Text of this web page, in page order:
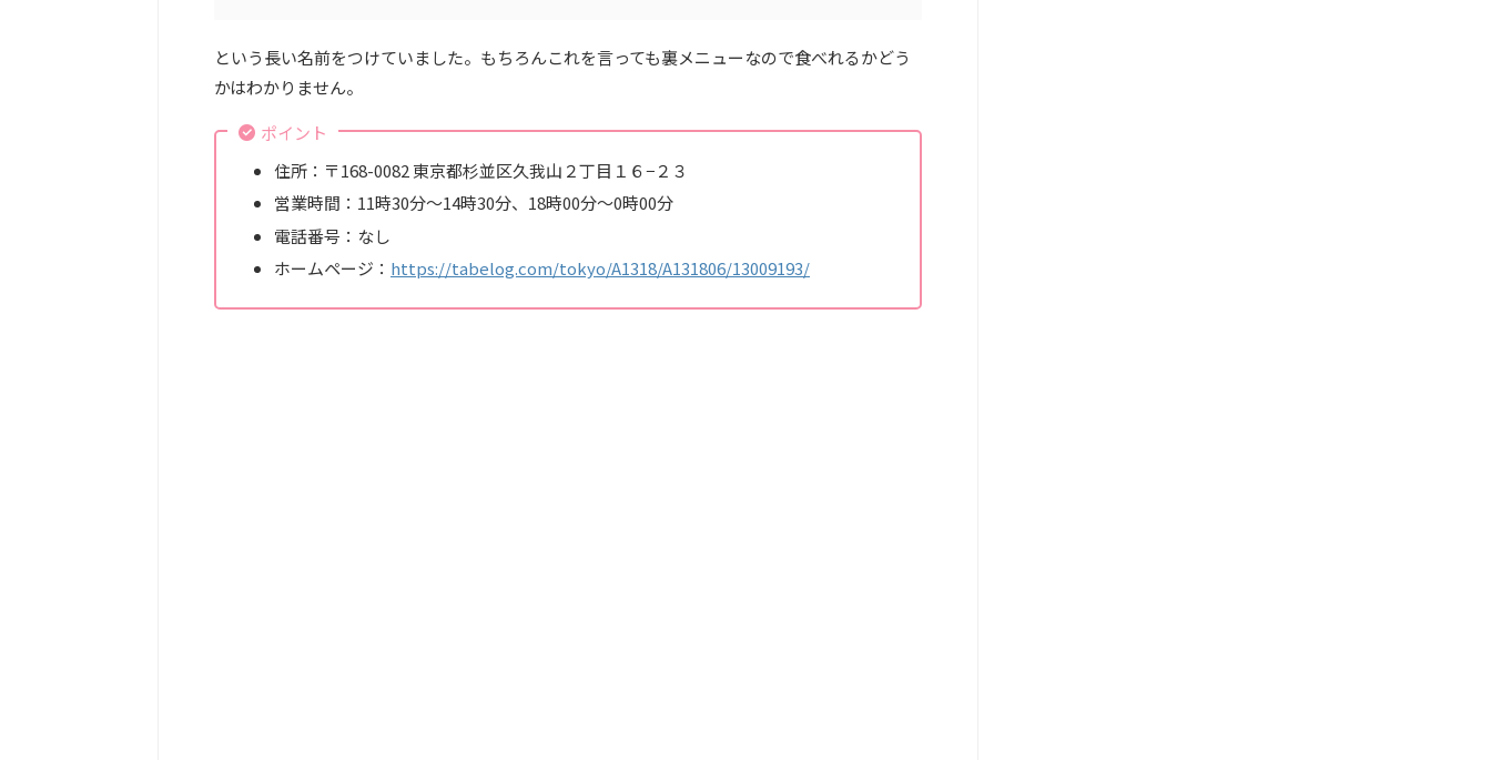
という長い名前をつけていました。もちろんこれを言っても裏メニューなので食べれるかどう
かはわかりません。
ポイント
住所：〒168-0082 東京都杉並区久我山２丁目１６−２３
営業時間：11時30分～14時30分、18時00分～0時00分
電話番号：なし
ホームページ： https://tabelog.com/tokyo/A1318/A131806/13009193/